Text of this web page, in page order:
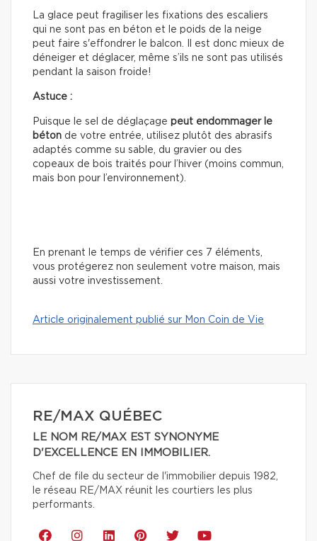
La glace peut fragiliser les fixations des escaliers
qui ne sont pas en béton et le poids de la neige
peut faire s'effondrer le balcon. Il est donc mieux de
déneiger et déglacer, même s’ils ne sont pas utilisés
pendant la saison froide!
Astuce :
Puisque le sel de déglaçage peut endommager le
béton de votre entrée, utilisez plutôt des abrasifs
adaptés comme su sable, du gravier ou des
copeaux de bois traités pour l’hiver (moins commun,
mais bon pour l’environnement).
En prenant le temps de vérifier ces 7 éléments,
vous protégerez non seulement votre maison, mais
aussi votre investissement.
Article originalement publié sur Mon Coin de Vie
RE/MAX QUÉBEC
LE NOM RE/MAX EST SYNONYME
D'EXCELLENCE EN IMMOBILIER.
Chef de file du secteur de l'immobilier depuis 1982,
le réseau RE/MAX réunit les courtiers les plus
performants.